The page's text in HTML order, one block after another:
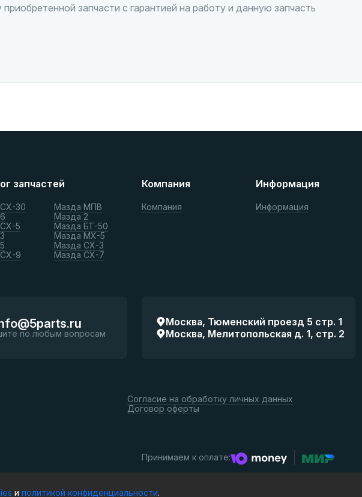
приобретенной запчасти с гарантией на работу и данную запчасть
запчастей
30
5
9
Мазда МПВ
Мазда 2
Мазда БТ-50
Мазда МХ-5
Мазда СХ-3
Мазда СХ-7
Компания
Компания
Информация
Информация
по любым вопросам
Москва, Тюменский проезд 5 стр. 1
Москва, Мелитопольская д. 1, стр. 2
Согласие на обработку личных данных
Договор оферты
Принимаем к оплате:
и политикой конфиденциальности.